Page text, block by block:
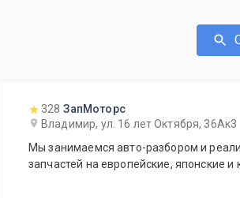
328 ЗапМоторс
Владимир, ул. 16 лет Октября, 36Ак3
Мы занимаемся авто-разбором и
запчастей на европейские, японские и